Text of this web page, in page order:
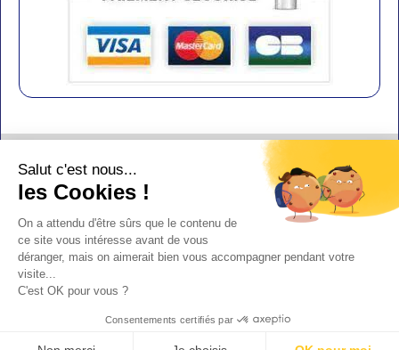
Mentions légales
Y-Proximité / Aliénor.net
Salut c'est nous...
les Cookies !
On a attendu d'être sûrs que le contenu de
ce site vous intéresse avant de vous
déranger, mais on aimerait bien vous accompagner pendant votre
visite...
C'est OK pour vous ?
Consentements certifiés par